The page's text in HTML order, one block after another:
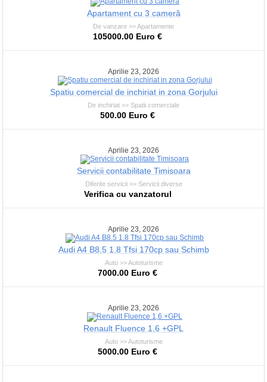
Apartament cu 3 cameră
De vanzare >> Apartamente
105000.00 Euro €
Aprilie 23, 2026
Spatiu comercial de inchiriat in zona Gorjului
De inchiriat >> Spatii comerciale
500.00 Euro €
Aprilie 23, 2026
Servicii contabilitate Timisoara
Diferite servicii >> Servicii diverse
Verifica cu vanzatorul
Aprilie 23, 2026
Audi A4 B8.5 1.8 Tfsi 170cp sau Schimb
Auto >> Autoturisme
7000.00 Euro €
Aprilie 23, 2026
Renault Fluence 1,6 +GPL
Auto >> Autoturisme
5000.00 Euro €